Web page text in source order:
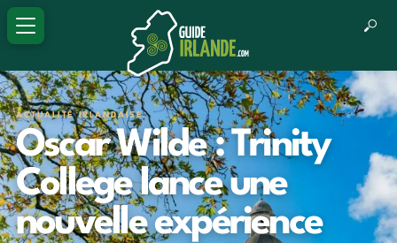
ACTUALITÉ IRLANDAISE
Oscar Wilde : Trinity
College lance une
nouvelle expérience